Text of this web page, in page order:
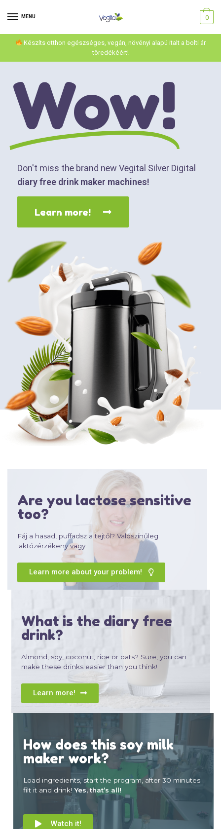
MENU 0
Készíts otthon egészséges, vegán, növényi alapú italt a bolti ár
töredékéért!
Wow!
Don't miss the brand new Vegital Silver Digital
diary free drink maker machines!
Learn more!
Are you lactose sensitive
too?
Fáj a hasad, puffadsz a tejtől? Valószínűleg
laktózérzékeny vagy.
Learn more about your problem!
What is the diary free
drink?
Almond, soy, coconut, rice or oats? Sure, you can
make these drinks easier than you think!
Learn more!
How does this soy milk
maker work?
Load ingredients, start the program, after 30 minutes
filt it and drink! Yes, that’s all!
Watch it!